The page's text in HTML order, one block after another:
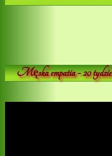
Męska empatia - 20 tydzie